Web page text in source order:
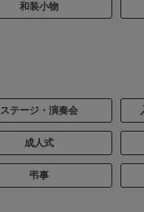
和装小物
ステージ・演奏会
成人式
弔事